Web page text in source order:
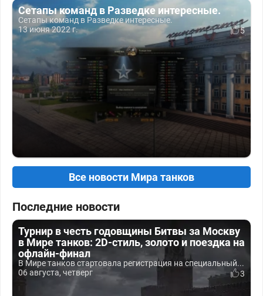
Сетапы команд в Разведке интересные.
Сетапы команд в Разведке интересные.
13 июня 2022 г.
5
Все новости Мира танков
Последние новости
Турнир в честь годовщины Битвы за Москву
в Мире танков: 2D-стиль, золото и поездка на
офлайн-финал
В Мире танков стартовала регистрация на специальный...
06 августа, четверг
3